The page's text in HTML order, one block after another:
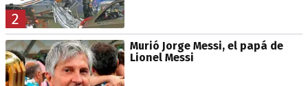
2
Murió Jorge Messi, el papá de
Lionel Messi